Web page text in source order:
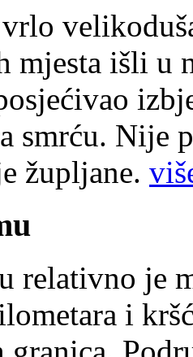
mjesta išli u
smrću. Nije
župljane.
relativno je
i